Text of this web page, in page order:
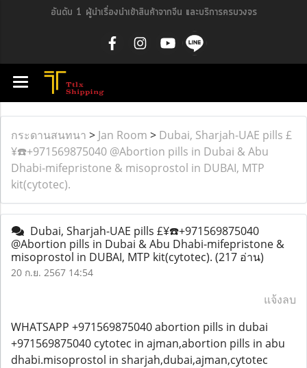
อันดับ 1 ผู้นำเรื่องนำเข้าสินค้าจากจีน และบริการครบวงจร
กระดานสนทนา > Jan Room > Dubai, Sharjah-UAE pills £
¥☎️+971569875040 @Abortion pills in Dubai & Abu
Dhabi-mifepristone & misoprostol in DUBAI, MTP
kit(cytotec).
Dubai, Sharjah-UAE pills £¥☎️+971569875040
@Abortion pills in Dubai & Abu Dhabi-mifepristone &
misoprostol in DUBAI, MTP kit(cytotec). (217 อ่าน)
20 ก.ย. 2567 14:54
แจ้งลบ
WHATSAPP +971569875040 abortion pills in dubai
+971569875040 cytotec in ajman,abortion pills in abu
dhabi.misoprostol in sharjah,dubai,ajman,cytotec